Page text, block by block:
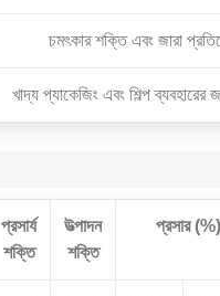
চমৎকার শক্তি এবং জারা
খাদ্য প্যাকেজিং এবং শিল্প
প্রসার্য
শক্তি
উত্পাদন
শক্তি
প্রসার (%)